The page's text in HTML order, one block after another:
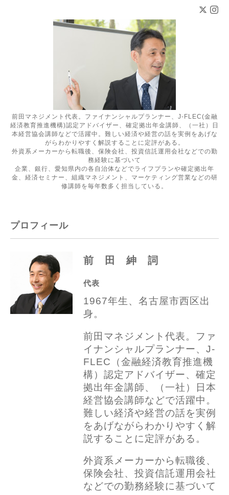
前田マネジメント代表。ファイナンシャルプランナー、J-FLEC(金融
経済教育推進機構)認定アドバイザー、確定拠出年金講師、（一社）日
本経営協会講師などで活躍中。難しい経済や経営の話を実例をあげな
がらわかりやすく解説することに定評がある。
外資系メーカーから転職後、保険会社、投資信託運用会社などでの勤
務経験に基づいて
企業、銀行、愛知県内の各自治体などでライフプランや確定拠出年
金、経済セミナー、組織マネジメント、マーケティング営業などの研
修講師を毎年数多く担当している。
プロフィール
前 田 紳 詞
代表
1967年生、名古屋市西区出
身。
前田マネジメント代表。ファ
イナンシャルプランナー、 J-
FLEC（金融経済教育推進機
構）認定アドバイザー、 確定
拠出年金講師、（一社）日本
経営協会講師などで活躍中。
難しい経済や経営の話を実例
をあげながらわかりやすく解
説することに定評がある。
外資系メーカーから転職後、
保険会社、投資信託運用会社
などでの勤務経験に基づいて